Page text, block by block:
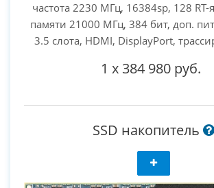
частота 2230 МГц, 16384sp, 128 RT-
памяти 21000 МГц, 384 бит, доп.
3.5 слота, HDMI, DisplayPort,
1 x 384 980 руб.
SSD накопитель